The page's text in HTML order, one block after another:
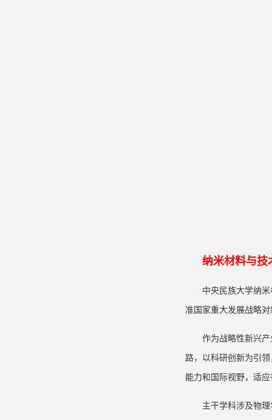
纳米材料与技
中央民族大学纳
准国家重大发展战略
作为战略性新兴
路，以科研创新为引
能力和国际视野，适
主干学科涉及物